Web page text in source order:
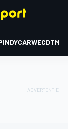
INDYCARWECDTM